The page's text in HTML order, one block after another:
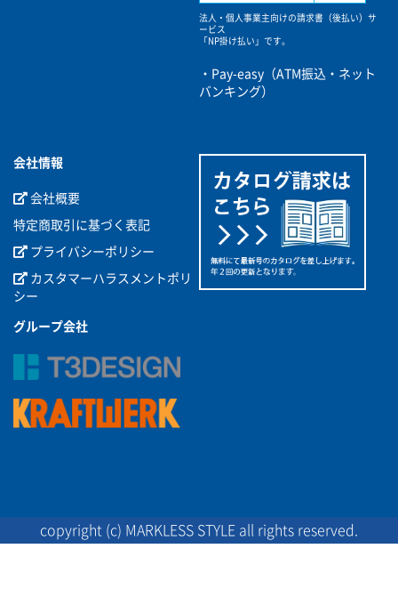
法人・個人事業主向けの請求書（後払い）サ
ービス
「NP掛け払い」です。
・Pay-easy（ATM振込・ネット
バンキング）
会社情報
会社概要
特定商取引に基づく表記
プライバシーポリシー
カスタマーハラスメントポリ
シー
グループ会社
copyright (c) MARKLESS STYLE all rights reserved.